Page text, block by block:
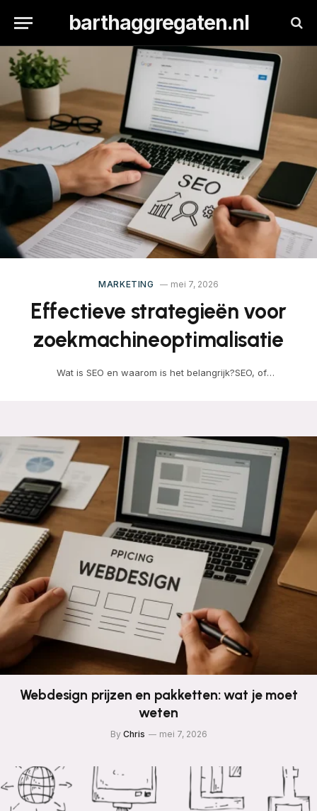
barthaggregaten.nl
MARKETING mei 7, 2026
Effectieve strategieën voor
zoekmachineoptimalisatie
Wat is SEO en waarom is het belangrijk?SEO, of
Webdesign prijzen en pakketten: wat je moet
weten
By Chris mei 7, 2026